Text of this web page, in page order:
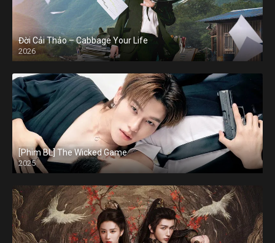
Đời Cải Thảo – Cabbage Your Life
2026
[Phim BL] The Wicked Game
2025